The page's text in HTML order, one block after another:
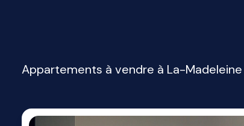
Appartements à vendre à La-Madeleine